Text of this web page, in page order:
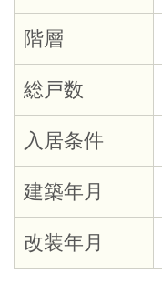
階層
総戸数
入居条件
建築年月
改装年月